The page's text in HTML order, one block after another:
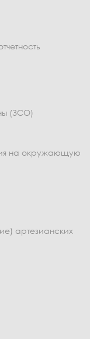
(ЗСО)
на окружающую
артезианских